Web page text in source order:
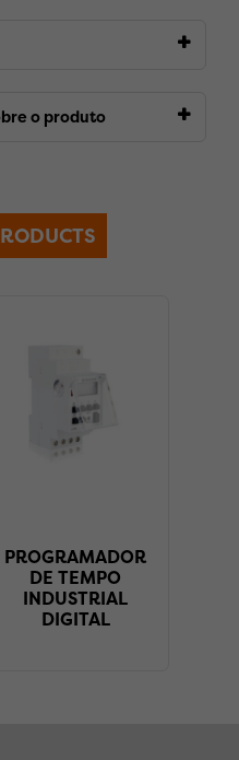
o produto
PROGRAMADOR
DE TEMPO
INDUSTRIAL
DIGITAL